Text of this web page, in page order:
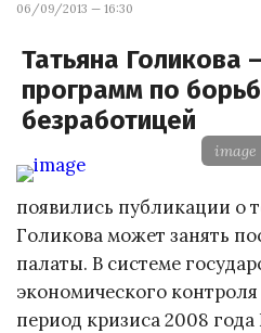
06/09/2013 — 16:30
Татьяна Голикова
программ по
безработицей
image
появились публикации о
Голикова может занять
палаты. В системе
экономического
период кризиса 2008